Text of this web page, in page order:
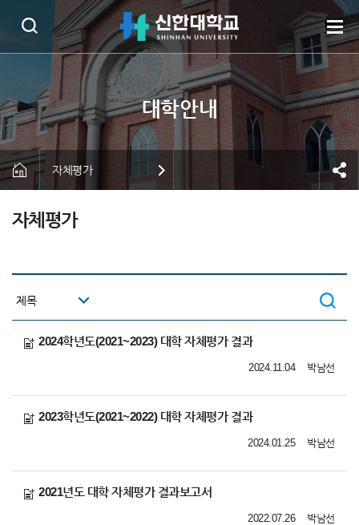
자체평가
자체평가
2024학년도(2021~2023) 대학 자체평가 결과
박남선
2024.11.04
2023학년도(2021~2022) 대학 자체평가 결과
박남선
2024.01.25
2021년도 대학 자체평가 결과보고서
박남선
2022.07.26